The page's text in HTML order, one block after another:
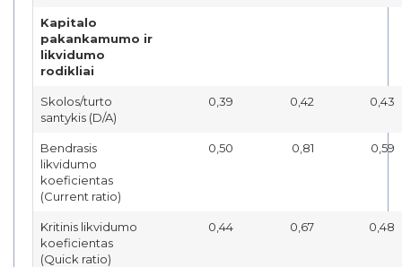
Kapitalo
pakankamumo ir
likvidumo
rodikliai
Skolos/turto
santykis (D/A)
0,39 0,42 0,43
Bendrasis
likvidumo
koeficientas
(Current ratio)
0,50 0,81 0,59
Kritinis likvidumo
koeficientas
(Quick ratio)
0,44 0,67 0,48